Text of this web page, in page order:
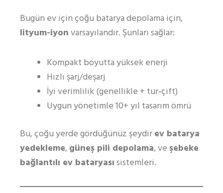
Bugün ev için çoğu batarya depolama için,
lityum-iyonvarsayılandır. Şunları sağlar:
Kompakt boyutta yüksek enerji
Hızlı şarj/deşarj
İyi verimlilik (genellikle + tur‑çift)
Uygun yönetimle 10+ yıl tasarım ömrü
Bu, çoğu yerde gördüğünüz şeydirev batarya
yedekleme, güneş pili depolama, ve şebeke
bağlantılı ev bataryasısistemleri.